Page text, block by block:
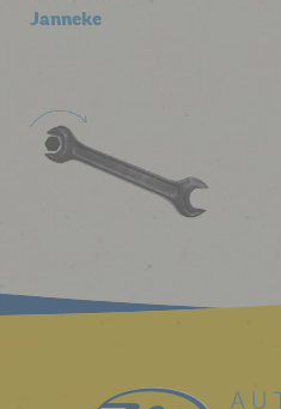
Janneke